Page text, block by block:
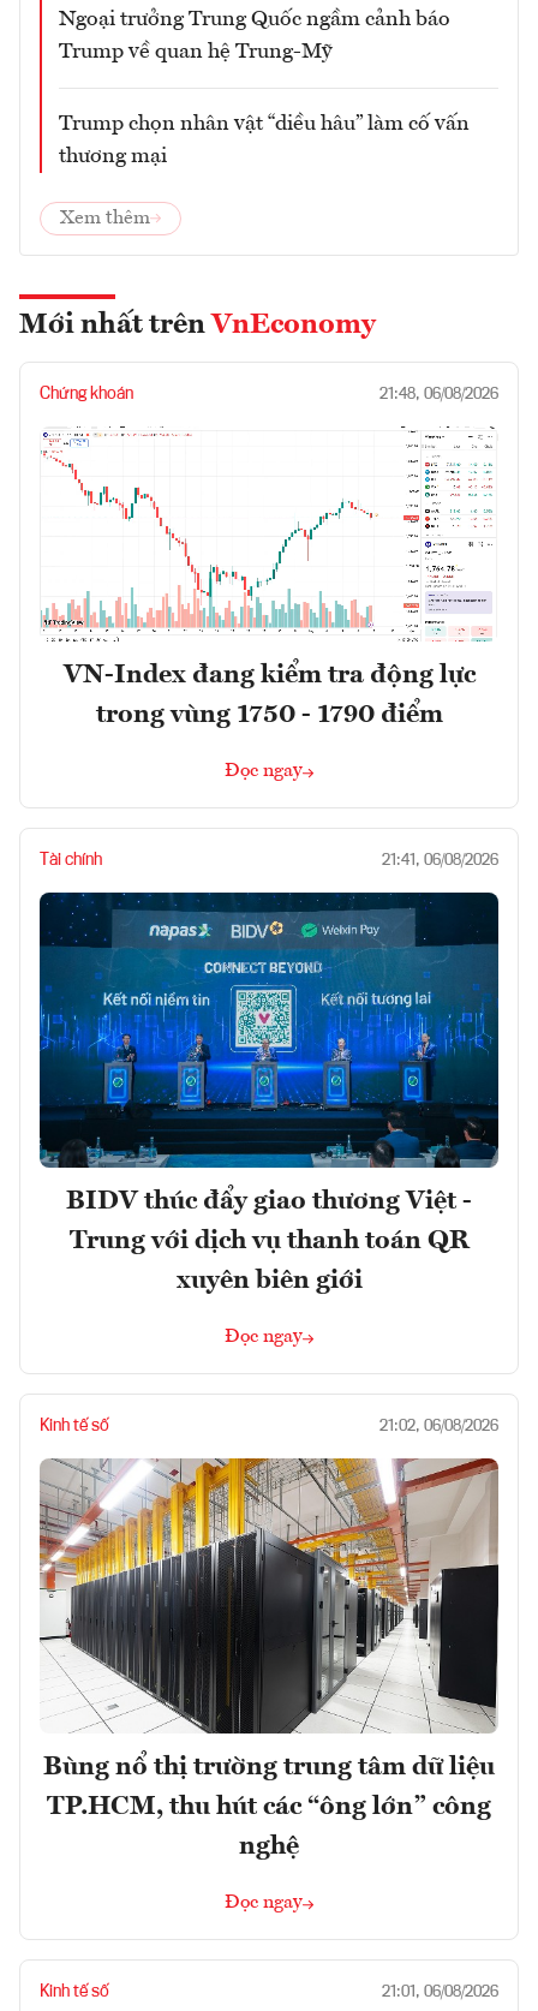
Ngoại trưởng Trung Quốc ngầm cảnh báo
Trump về quan hệ Trung-Mỹ
Trump chọn nhân vật “diều hâu” làm cố vấn
thương mại
Xem thêm
Mới nhất trên VnEconomy
Chứng khoán 21:48, 06/08/2026
VN-Index đang kiểm tra động lực
trong vùng 1750 - 1790 điểm
Đọc ngay
Tài chính 21:41, 06/08/2026
BIDV thúc đẩy giao thương Việt -
Trung với dịch vụ thanh toán QR
xuyên biên giới
Đọc ngay
Kinh tế số 21:02, 06/08/2026
Bùng nổ thị trường trung tâm dữ liệu
TP.HCM, thu hút các “ông lớn” công
nghệ
Đọc ngay
Kinh tế số 21:01, 06/08/2026